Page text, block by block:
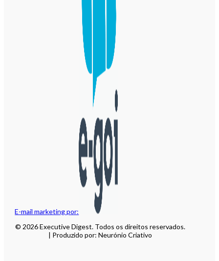
E-mail marketing por:
© 2026 Executive Digest. Todos os direitos reservados.
| Produzido por: Neurónio Criativo